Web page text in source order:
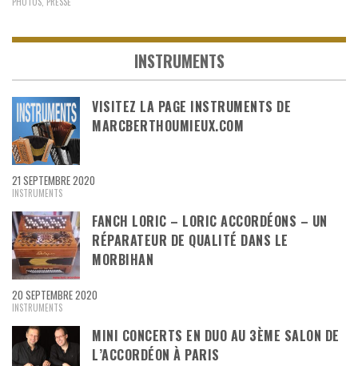
INSTRUMENTS
VISITEZ LA PAGE INSTRUMENTS DE
MARCBERTHOUMIEUX.COM
21 SEPTEMBRE 2020
INSTRUMENTS
FANCH LORIC – LORIC ACCORDÉONS – UN
RÉPARATEUR DE QUALITÉ DANS LE
MORBIHAN
20 SEPTEMBRE 2020
INSTRUMENTS
MINI CONCERTS EN DUO AU 3ÈME SALON DE
L’ACCORDÉON À PARIS